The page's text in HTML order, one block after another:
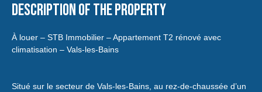
Description of the property
À louer – STB Immobilier – Appartement T2 rénové avec
climatisation – Vals-les-Bains
Situé sur le secteur de Vals-les-Bains, au rez-de-chaussée d’un